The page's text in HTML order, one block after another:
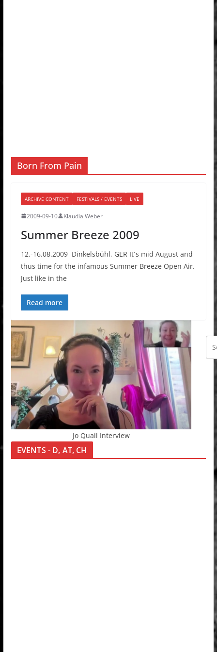
Born From Pain
ARCHIVE CONTENT FESTIVALS / EVENTS LIVE
2009-09-10 Klaudia Weber
Summer Breeze 2009
12.-16.08.2009 Dinkelsbühl, GER It´s mid August and
thus time for the infamous Summer Breeze Open Air.
Just like in the
Read more
Jo Quail Interview
EVENTS - D, AT, CH